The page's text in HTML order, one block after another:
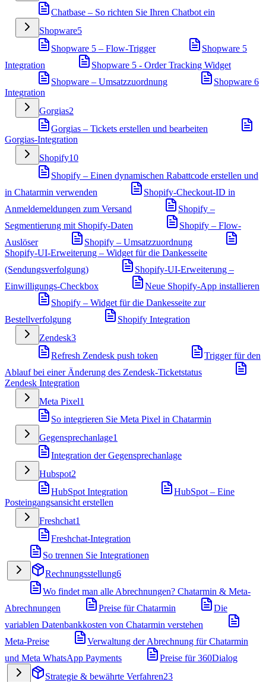
Chatbase – So richten Sie Ihren Chatbot ein
Shopware5
Shopware 5 – Flow-Trigger
Shopware 5
Integration
Shopware 5 - Order Tracking Widget
Shopware – Umsatzzuordnung
Shopware 6
Integration
Gorgias2
Gorgias – Tickets erstellen und bearbeiten
Gorgias-Integration
Shopify10
Shopify – Einen dynamischen Rabattcode erstellen und
in Chatarmin verwenden
Shopify-Checkout-ID in
Anmeldemeldungen zum Versand
Shopify –
Segmentierung mit Shopify-Daten
Shopify – Flow-
Auslöser
Shopify – Umsatzzuordnung
Shopify-UI-Erweiterung – Widget für die Dankesseite
(Sendungsverfolgung)
Shopify-UI-Erweiterung –
Einwilligungs-Checkbox
Neue Shopify-App installieren
Shopify – Widget für die Dankesseite zur
Bestellverfolgung
Shopify Integration
Zendesk3
Refresh Zendesk push token
Trigger für den
Ablauf bei einer Änderung des Zendesk-Ticketstatus
Zendesk Integration
Meta Pixel1
So integrieren Sie Meta Pixel in Chatarmin
Gegensprechanlage1
Integration der Gegensprechanlage
Hubspot2
HubSpot Integration
HubSpot – Eine
Posteingangsansicht erstellen
Freshchat1
Freshchat-Integration
So trennen Sie Integrationen
Rechnungsstellung6
Wo findet man alle Abrechnungen? Chatarmin & Meta-
Abrechnungen
Preise für Chatarmin
Die
variablen Datenbankkosten von Chatarmin verstehen
Meta-Preise
Verwaltung der Abrechnung für Chatarmin
und Meta WhatsApp Payments
Preise für 360Dialog
Strategie & bewährte Verfahren23